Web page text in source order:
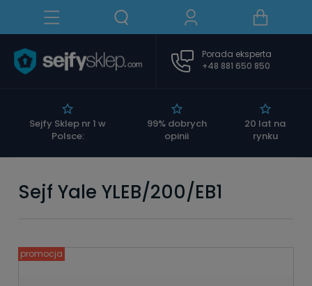
Sejfy Sklep nr 1 w
Polsce:
99% dobrych
opinii
20 lat na
rynku
Porada eksperta
+48 881 650 850
Sejf Yale YLEB/200/EB1
promocja